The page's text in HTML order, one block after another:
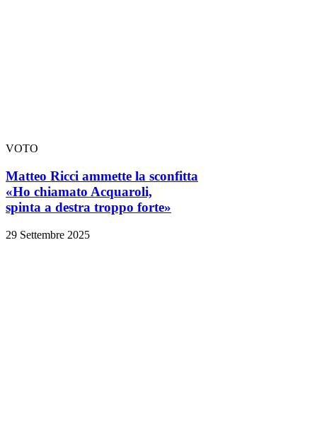
VOTO
Matteo Ricci ammette la sconfitta
«Ho chiamato Acquaroli,
spinta a destra troppo forte»
29 Settembre 2025